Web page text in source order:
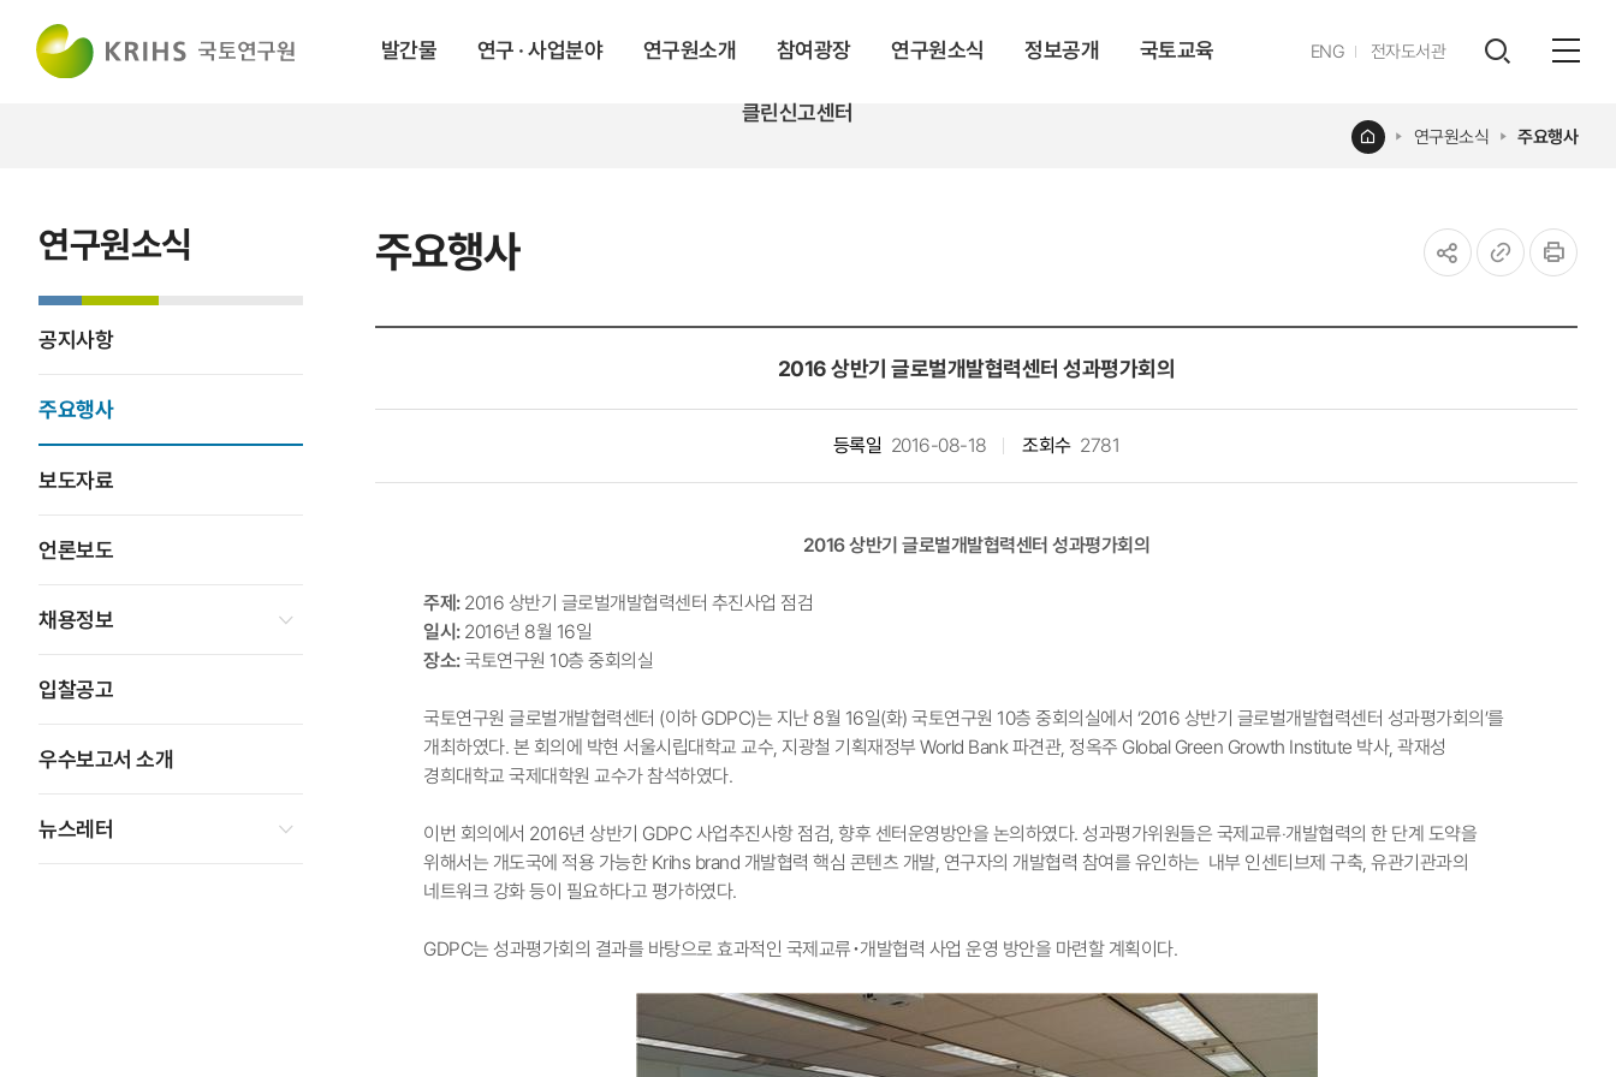
발간물 연구 · 사업분야 연구원소개 참여광장 연구원소식 정보공개 국토교육
클린신고센터
ENG영문전자도서관
레이어
주요행사
홈 연구원소식 주요행사
연구원소식
공지사항
주요행사
보도자료
언론보도
채용정보
입찰공고
우수보고서 소개
뉴스레터
2016 상반기 글로벌개발협력센터 성과평가회의
등록일 2016-08-18 조회수 2781
2016 상반기 글로벌개발협력센터 성과평가회의
주제:2016 상반기 글로벌개발협력센터 추진사업 점검
일시:2016년 8월 16일
장소:국토연구원 10층 중회의실
국토연구원 글로벌개발협력센터 (이하 GDPC)는 지난 8월 16일(화) 국토연구원 10층 중회의실에서 ‘2016 상반기 글로벌개발협력센터 성과평가회의’를
개최하였다. 본 회의에 박현 서울시립대학교 교수, 지광철 기획재정부 World Bank 파견관, 정옥주 Global Green Growth Institute 박사, 곽재성
경희대학교 국제대학원 교수가 참석하였다.
이번 회의에서 2016년 상반기 GDPC 사업추진사항 점검, 향후 센터운영방안을 논의하였다. 성과평가위원들은 국제교류‧개발협력의 한 단계 도약을
위해서는 개도국에 적용 가능한 Krihs brand 개발협력 핵심 콘텐츠 개발, 연구자의 개발협력 참여를 유인하는 내부 인센티브제 구축, 유관기관과의
네트워크 강화 등이 필요하다고 평가하였다.
GDPC는 성과평가회의 결과를 바탕으로 효과적인 국제교류･개발협력 사업 운영 방안을 마련할 계획이다.